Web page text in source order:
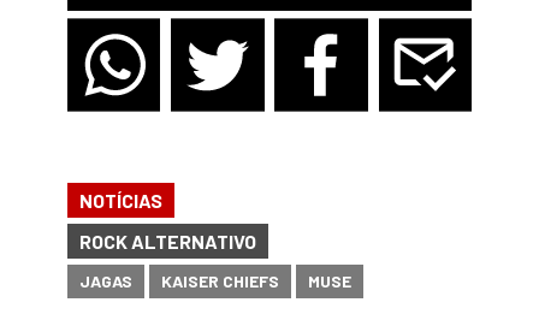
NOTÍCIAS
ROCK ALTERNATIVO
JAGAS KAISER CHIEFS MUSE